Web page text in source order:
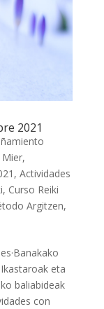
2021
Mier,
, Actividades
, Curso Reiki
Argitzen,
eta
baliabideak
con